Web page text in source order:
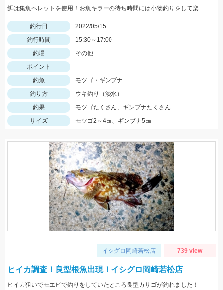
餌は集魚ペレットを使用！お魚キラーの待ち時間には小物釣りをして楽しみましょう！
釣行日
2022/05/15
釣行時間
15:30～17:00
釣場
その他
ポイント
釣魚
モツゴ・ギンブナ
釣り方
ウキ釣り（淡水）
釣果
モツゴたくさん、ギンブナたくさん
サイズ
モツゴ2～4㎝、ギンブナ5㎝
イシグロ岡崎若松店 739 view
ヒイカ調査！良型根魚出現！イシグロ岡崎若松店
ヒイカ狙いでモエビで釣りをしていたところ良型カサゴが釣れました！